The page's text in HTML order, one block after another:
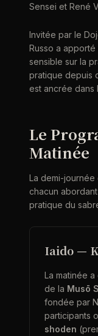
Sensei et René
Invitée par le
Russo a
sensible sur la
pratique depuis
est ancrée
Le
Matinée
La demi-journée
chacun
pratique du
Iaido —
La matinée
de la Musō
fondée par
participants
shoden